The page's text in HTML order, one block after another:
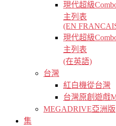
現代超級
主列表
(EN
現代超級
主列表
(在英語)
台灣
紅白機從台灣
台灣原創遊戲
MEGADRIVE亞洲版
集